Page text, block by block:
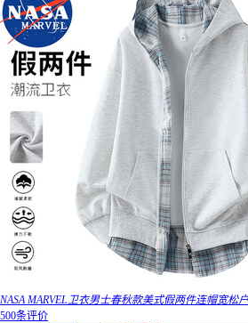
NASA MARVEL卫衣男士春秋款美式假两件连帽宽松
500条评价